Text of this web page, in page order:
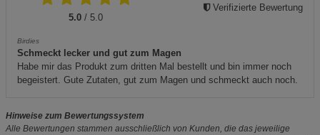
5.0 / 5.0
Birdies
Schmeckt lecker und gut zum Magen
Habe mir das Produkt zum dritten Mal bestellt und bin immer noch
begeistert. Gute Zutaten, gut zum Magen und schmeckt auch noch.
Verifizierte Bewertung
Hinweise zum Bewertungssystem
Alle Bewertungen stammen ausschließlich von Kunden, die das jeweilige